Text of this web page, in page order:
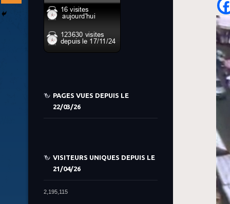
PAGES VUES DEPUIS LE
22/03/26
VISITEURS UNIQUES DEPUIS LE
21/04/26
2,195,115